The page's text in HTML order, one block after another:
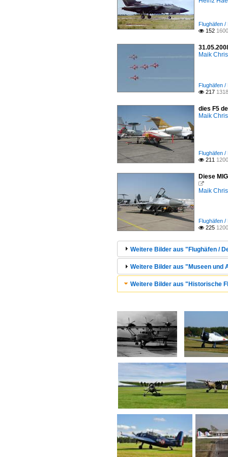
Flughäfen /
 152
Maik
Flughäfen /
 217
dies F5
Maik
Flughäfen /
 211
Diese

Maik
Flughäfen /
 225
Weitere Bilder aus "Flughäfen /
Weitere Bilder aus "Museen und
Weitere Bilder aus "Historische